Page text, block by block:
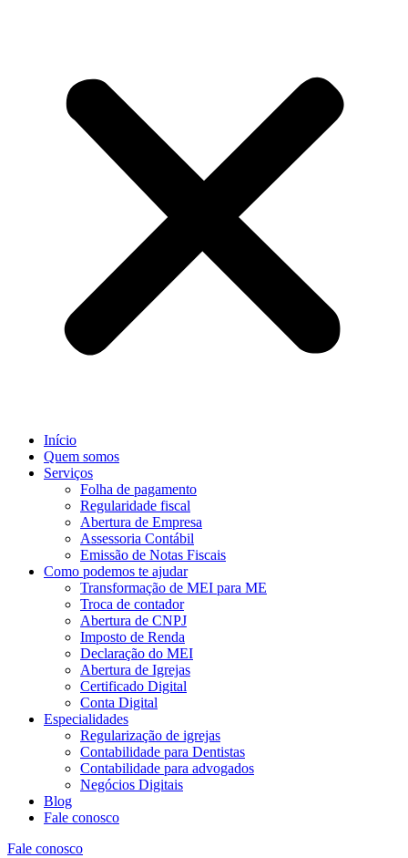
Início
Quem somos
Serviços
Folha de pagamento
Regularidade fiscal
Abertura de Empresa
Assessoria Contábil
Emissão de Notas Fiscais
Como podemos te ajudar
Transformação de MEI para ME
Troca de contador
Abertura de CNPJ
Imposto de Renda
Declaração do MEI
Abertura de Igrejas
Certificado Digital
Conta Digital
Especialidades
Regularização de igrejas
Contabilidade para Dentistas
Contabilidade para advogados
Negócios Digitais
Blog
Fale conosco
Fale conosco